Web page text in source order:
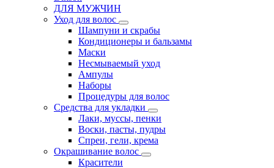
ДЛЯ МУЖЧИН
Уход для волос
Шампуни и скрабы
Кондиционеры и бальзамы
Маски
Несмываемый уход
Ампулы
Наборы
Процедуры для волос
Средства для укладки
Лаки, муссы, пенки
Воски, пасты, пудры
Спреи, гели, крема
Окрашивание волос
Красители